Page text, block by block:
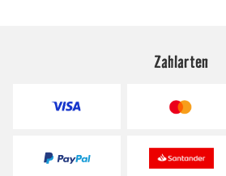
Zahlarten